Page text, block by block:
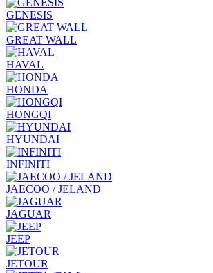
GENESIS
GREAT WALL
HAVAL
HONDA
HONGQI
HYUNDAI
INFINITI
JAECOO / JELAND
JAGUAR
JEEP
JETOUR